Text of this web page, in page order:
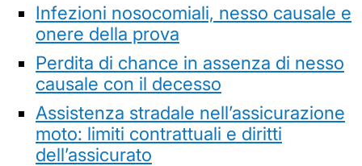
Infezioni nosocomiali, nesso causale e
onere della prova
Perdita di chance in assenza di nesso
causale con il decesso
Assistenza stradale nell’assicurazione
moto: limiti contrattuali e diritti
dell’assicurato